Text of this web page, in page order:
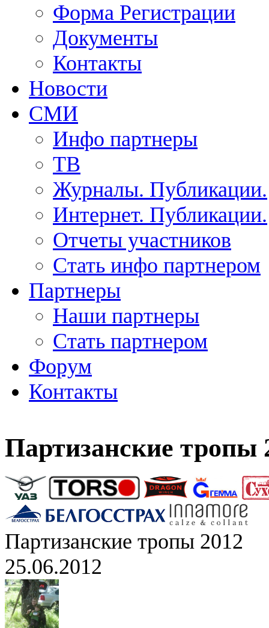
Форма Регистрации
Документы
Контакты
Новости
СМИ
Инфо партнеры
ТВ
Журналы. Публикации.
Интернет. Публикации.
Отчеты участников
Стать инфо партнером
Партнеры
Наши партнеры
Стать партнером
Форум
Контакты
Партизанские тропы
Партизанские тропы 2012
25.06.2012